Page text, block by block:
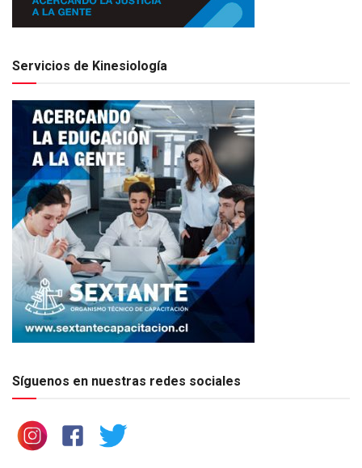
Servicios de Kinesiología
Síguenos en nuestras redes sociales